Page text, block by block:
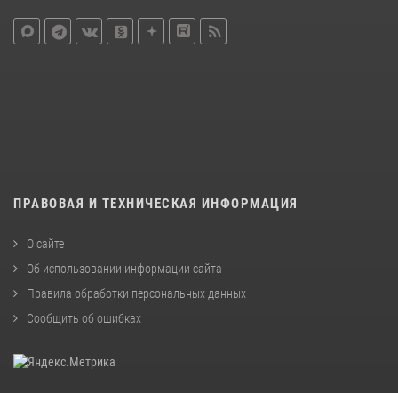
ПРАВОВАЯ И ТЕХНИЧЕСКАЯ ИНФОРМАЦИЯ
О сайте
Об использовании информации сайта
Правила обработки персональных данных
Сообщить об ошибках